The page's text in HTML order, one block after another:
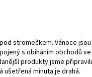
stromečkem. Vánoce
s obíháním obchodů
produkty jsme
minuta je drahá.